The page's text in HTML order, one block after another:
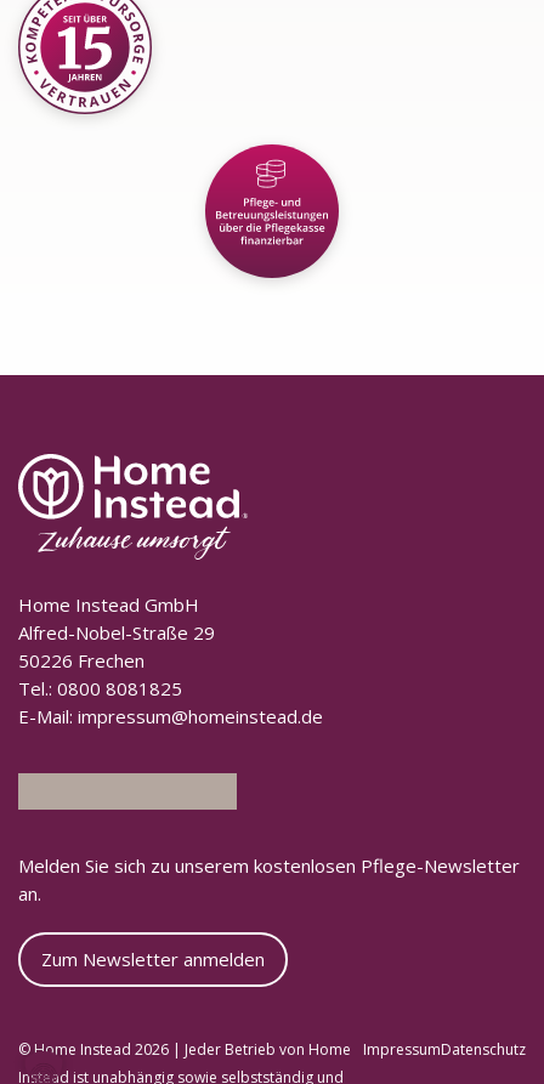
Home Instead GmbH
Alfred-Nobel-Straße 29
50226 Frechen
Tel.: 0800 8081825
E-Mail: impressum@homeinstead.de
Melden Sie sich zu unserem kostenlosen Pflege-Newsletter
an.
Zum Newsletter anmelden
© Home Instead 2026 | Jeder Betrieb von Home
Instead ist unabhängig sowie selbstständig und
ImpressumDatenschutz